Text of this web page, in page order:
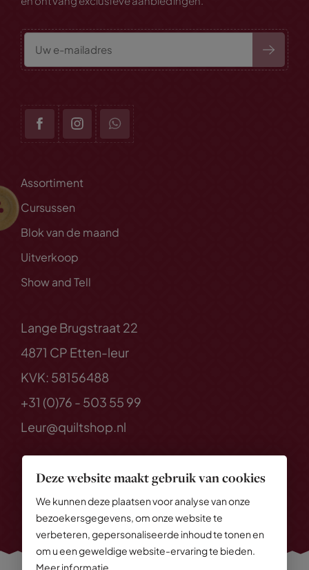
Deze website maakt gebruik van cookies
We kunnen deze plaatsen voor analyse van onze
bezoekersgegevens, om onze website te
verbeteren, gepersonaliseerde inhoud te tonen en
om u een geweldige website-ervaring te bieden.
Meer informatie
Assortiment
Cursussen
Blok van de maand
Uitverkoop
Show and Tell
Lange Brugstraat 22
4871 CP Etten-leur
KVK: 58156488
+31 (0)76 - 503 55 99
Leur@quiltshop.nl